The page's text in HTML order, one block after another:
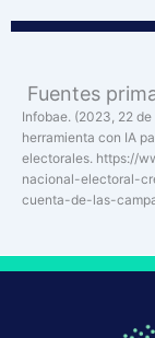
Fuentes
Infobae. (2023, 22
herramienta con IA
electorales. https://
nacional-electoral-
cuenta-de-las-